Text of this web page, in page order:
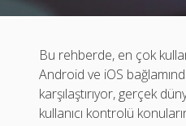
Bu rehberde, en çok
Android ve iOS
karşılaştırıyor, gerçek
kullanıcı kontrolü